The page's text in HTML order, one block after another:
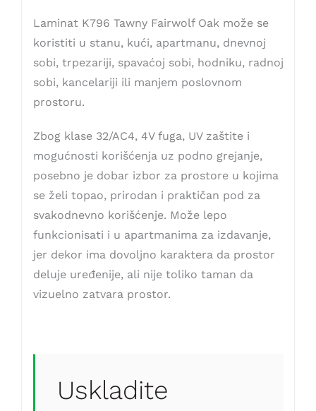
Laminat K796 Tawny Fairwolf Oak može se
koristiti u stanu, kući, apartmanu, dnevnoj
sobi, trpezariji, spavaćoj sobi, hodniku, radnoj
sobi, kancelariji ili manjem poslovnom
prostoru.
Zbog klase 32/AC4, 4V fuga, UV zaštite i
mogućnosti korišćenja uz podno grejanje,
posebno je dobar izbor za prostore u kojima
se želi topao, prirodan i praktičan pod za
svakodnevno korišćenje. Može lepo
funkcionisati i u apartmanima za izdavanje,
jer dekor ima dovoljno karaktera da prostor
deluje uređenije, ali nije toliko taman da
vizuelno zatvara prostor.
Uskladite